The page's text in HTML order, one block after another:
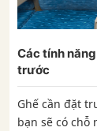
Các tính
trước
Ghế cần đặt
bạn sẽ có chỗ